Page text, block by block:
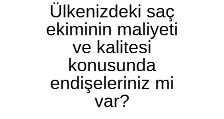
Ülkenizdeki saç
ekiminin maliyeti
ve kalitesi
konusunda
endişeleriniz mi
var?